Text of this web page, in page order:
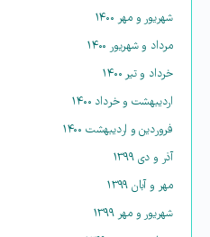
شهریور و مهر ۱۴۰۰
مرداد و شهریور ۱۴۰۰
خرداد و تیر ۱۴۰۰
اردیبهشت و خرداد ۱۴۰۰
فروردین و اردیبهشت ۱۴۰۰
آذر و دی ۱۳۹۹
مهر و آبان ۱۳۹۹
شهریور و مهر ۱۳۹۹